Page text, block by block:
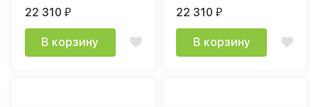
основанием
22 310₽
В корзину
основанием
22 310₽
В корзину